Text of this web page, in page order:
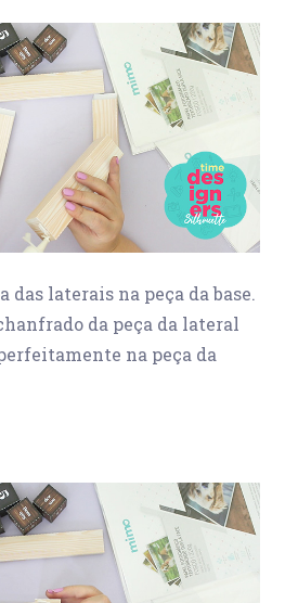
das laterais na peça da base.
da peça da lateral
na peça da